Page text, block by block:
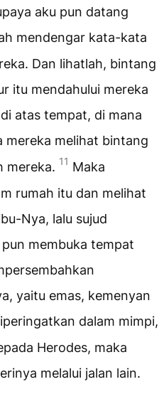
aku pun datang
mendengar kata-kata
Dan lihatlah, bintang
itu mendahului mereka
atas tempat, di mana
mereka melihat bintang
mereka. 11 Maka
rumah itu dan melihat
Nya, lalu sujud
membuka tempat
yaitu emas, kemenyan
dalam mimpi,
Herodes, maka
melalui jalan lain.